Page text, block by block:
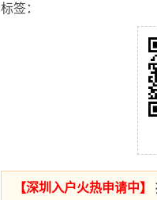
标签：
【深圳入户火热申请中】